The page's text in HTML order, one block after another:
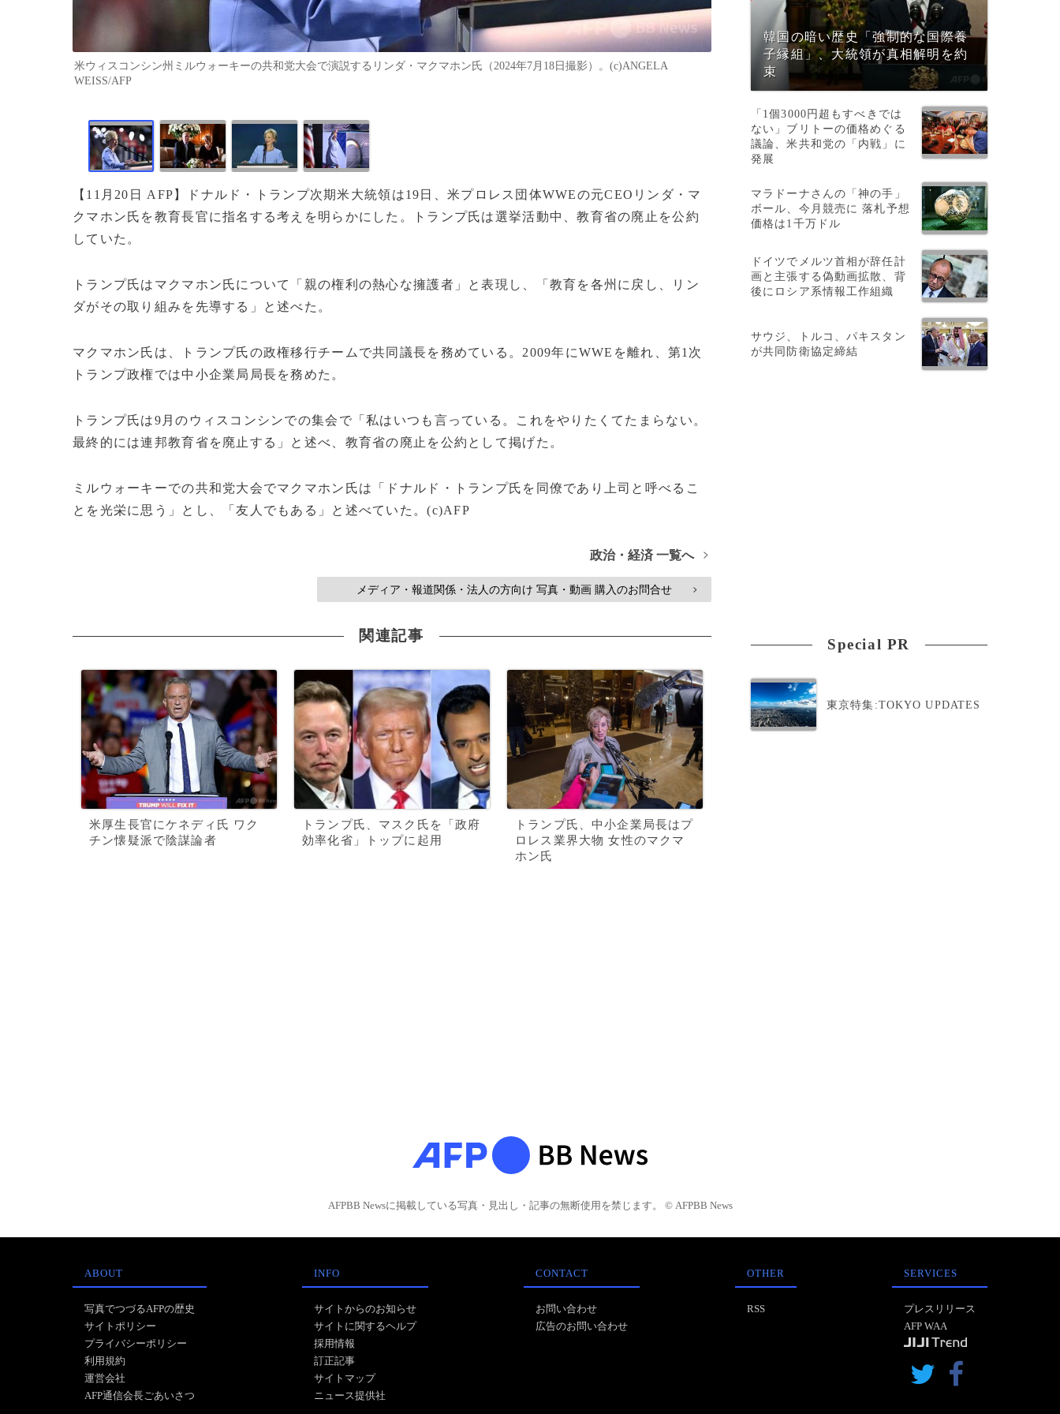
米ウィスコンシン州ミルウォーキーの共和党大会で演説するリンダ・マクマホン氏（2024年7月18日撮影）。(c)ANGELA
WEISS/AFP
【11月20日 AFP】ドナルド・トランプ次期米大統領は19日、米プロレス団体WWEの元CEOリンダ・マ
クマホン氏を教育長官に指名する考えを明らかにした。トランプ氏は選挙活動中、教育省の廃止を公約
していた。
トランプ氏はマクマホン氏について「親の権利の熱心な擁護者」と表現し、「教育を各州に戻し、リン
ダがその取り組みを先導する」と述べた。
マクマホン氏は、トランプ氏の政権移行チームで共同議長を務めている。2009年にWWEを離れ、第1次
トランプ政権では中小企業局局長を務めた。
トランプ氏は9月のウィスコンシンでの集会で「私はいつも言っている。これをやりたくてたまらない。
最終的には連邦教育省を廃止する」と述べ、教育省の廃止を公約として掲げた。
ミルウォーキーでの共和党大会でマクマホン氏は「ドナルド・トランプ氏を同僚であり上司と呼べるこ
とを光栄に思う」とし、「友人でもある」と述べていた。(c)AFP
政治・経済 一覧へ >
メディア・報道関係・法人の方向け 写真・動画 購入のお問合せ >
関連記事
米厚生長官にケネディ氏 ワク
チン懐疑派で陰謀論者
トランプ氏、マスク氏を「政府
効率化省」トップに起用
トランプ氏、中小企業局長はプ
ロレス業界大物 女性のマクマ
ホン氏
韓国の暗い歴史「強制的な国際養
子縁組」、大統領が真相解明を約
束
「1個3000円超もすべきでは
ない」ブリトーの価格めぐる
議論、米共和党の「内戦」に
発展
マラドーナさんの「神の手」
ボール、今月競売に 落札予想
価格は1千万ドル
ドイツでメルツ首相が辞任計
画と主張する偽動画拡散、背
後にロシア系情報工作組織
サウジ、トルコ、パキスタン
が共同防衛協定締結
Special PR
東京特集:TOKYO UPDATES
AFPBB Newsに掲載している写真・見出し・記事の無断使用を禁じます。 © AFPBB News
ABOUT
写真でつづるAFPの歴史
サイトポリシー
プライバシーポリシー
利用規約
運営会社
AFP通信会長ごあいさつ
INFO
サイトからのお知らせ
サイトに関するヘルプ
採用情報
訂正記事
サイトマップ
ニュース提供社
CONTACT
お問い合わせ
広告のお問い合わせ
OTHER
RSS
SERVICES
プレスリリース
AFP WAA